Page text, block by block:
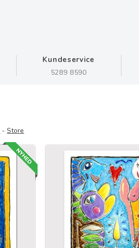
Kundeservice
5289 8590
-Store